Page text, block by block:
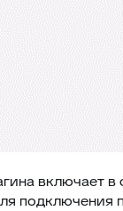
включает в